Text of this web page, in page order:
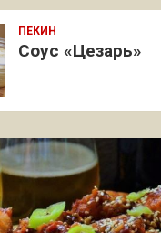
ПЕКИН
Соус «Цезарь»